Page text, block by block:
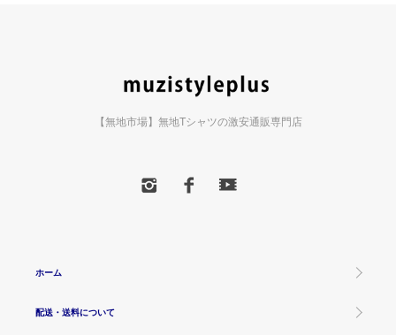
【無地市場】無地Tシャツの激安通販専門店
ホーム
配送・送料について